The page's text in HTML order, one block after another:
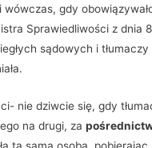
wówczas, gdy
Sprawiedliwości z dnia
sądowych i tłumaczy
nie dziwcie się, gdy
na drugi, za
ta sama osoba, pobierając